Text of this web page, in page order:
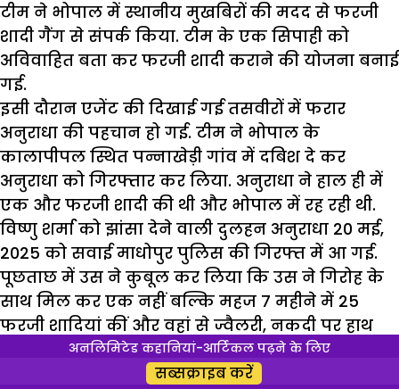
टीम ने भोपाल में स्थानीय मुखबिरों की मदद से फरजी
शादी गैंग से संपर्क किया. टीम के एक सिपाही को
अविवाहित बता कर फरजी शादी कराने की योजना बनाई
गई.
इसी दौरान एजेंट की दिखाई गई तसवीरों में फरार
अनुराधा की पहचान हो गई. टीम ने भोपाल के
कालापीपल स्थित पन्नाखेड़ी गांव में दबिश दे कर
अनुराधा को गिरफ्तार कर लिया. अनुराधा ने हाल ही में
एक और फरजी शादी की थी और भोपाल में रह रही थी.
विष्णु शर्मा को झांसा देने वाली दुलहन अनुराधा 20 मई,
2025 को सवाई माधोपुर पुलिस की गिरफ्त में आ गई.
पूछताछ में उस ने कुबूल कर लिया कि उस ने गिरोह के
साथ मिल कर एक नहीं बल्कि महज 7 महीने में 25
फरजी शादियां कीं और वहां से ज्वैलरी, नकदी पर हाथ
साफ किया.
पुलिस से पूछताछ में उस ने बताया कि वह 8वीं तक पढ़ी
अनलिमिटेड कहानियां-आर्टिकल पढ़ने के लिए
सब्सक्राइब करें